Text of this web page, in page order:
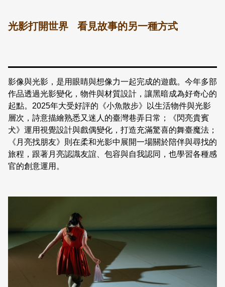
光影打開世界 看見故事的另一種方式
影像與光影，是用眼睛與想像力一起完成的遊戲。今年多部
作品透過光影變化，物件與材質設計，讓黑暗成為好奇心的
起點。2025年大受好評的《小魚散步》以生活物件與光影
層次，詩意描繪熟悉又迷人的臺灣巷弄日常；《閃亮貴賓
犬》運用視覺設計與戲偶變化，打造充滿驚喜的舞臺魔法；
《月亮找朋友》則在柔和光影中展開一場關於陪伴與尋找的
旅程，跟著月亮認識友誼、包容與自我認同，也學習各種感
官的創意運用。